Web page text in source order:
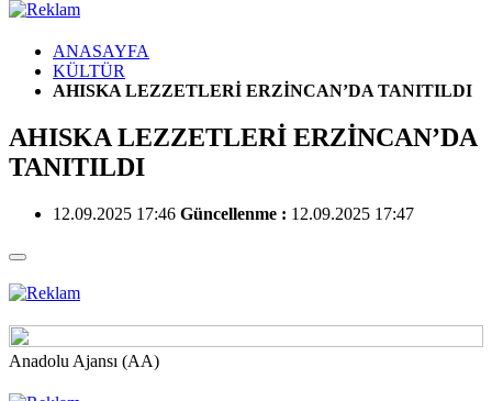
ANASAYFA
KÜLTÜR
AHISKA LEZZETLERİ ERZİNCAN’DA TANITILDI
AHISKA LEZZETLERİ ERZİNCAN’DA
TANITILDI
12.09.2025 17:46 Güncellenme : 12.09.2025 17:47
Anadolu Ajansı (AA)